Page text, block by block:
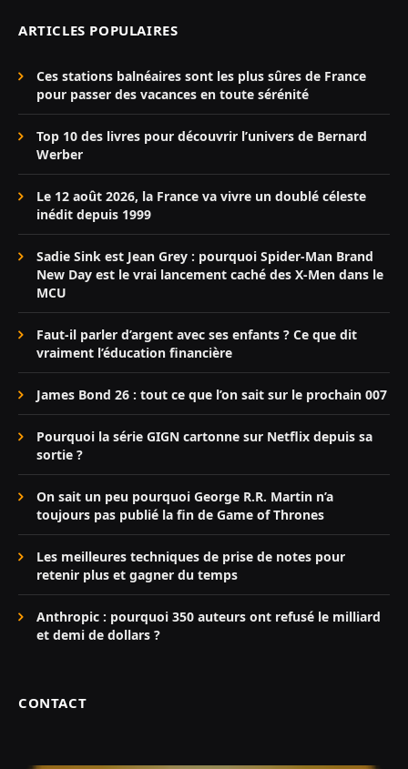
ARTICLES POPULAIRES
Ces stations balnéaires sont les plus sûres de France
pour passer des vacances en toute sérénité
Top 10 des livres pour découvrir l’univers de Bernard
Werber
Le 12 août 2026, la France va vivre un doublé céleste
inédit depuis 1999
Sadie Sink est Jean Grey : pourquoi Spider-Man Brand
New Day est le vrai lancement caché des X-Men dans le
MCU
Faut-il parler d’argent avec ses enfants ? Ce que dit
vraiment l’éducation financière
James Bond 26 : tout ce que l’on sait sur le prochain 007
Pourquoi la série GIGN cartonne sur Netflix depuis sa
sortie ?
On sait un peu pourquoi George R.R. Martin n’a
toujours pas publié la fin de Game of Thrones
Les meilleures techniques de prise de notes pour
retenir plus et gagner du temps
Anthropic : pourquoi 350 auteurs ont refusé le milliard
et demi de dollars ?
CONTACT